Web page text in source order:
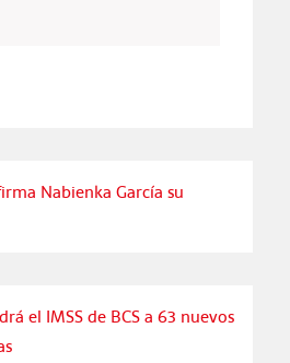
Nabienka García su
el IMSS de BCS a 63 nuevos